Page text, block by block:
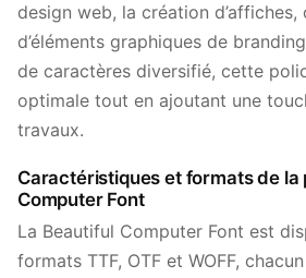
design web, la création d’affiches,
d’éléments graphiques de
de caractères diversifié, cette
optimale tout en ajoutant une
travaux.
Caractéristiques et formats de la
Computer Font
La Beautiful Computer Font est
formats TTF, OTF et WOFF,